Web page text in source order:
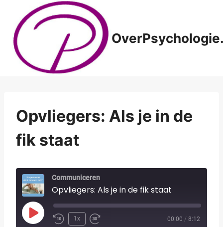
Doorgaan
inhoud
Opvliegers: Als je in de
fik staat
Communiceren
Opvliegers: Als je in de fik staat
P
1x 00:00 / 8:12